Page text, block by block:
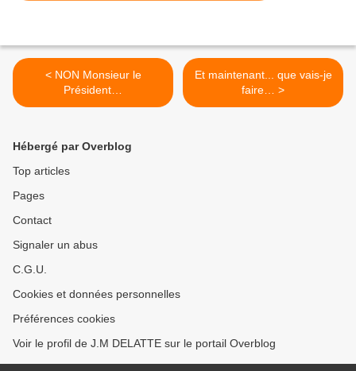
< NON Monsieur le
Président…
Et maintenant... que vais-je
faire… >
Hébergé par Overblog
Top articles
Pages
Contact
Signaler un abus
C.G.U.
Cookies et données personnelles
Préférences cookies
Voir le profil de J.M DELATTE sur le portail Overblog